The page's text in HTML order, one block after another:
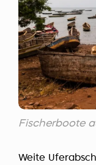
Fischerboote
Weite